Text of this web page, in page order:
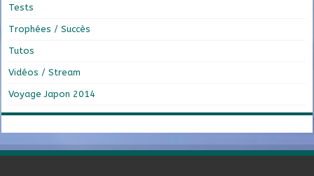
Tests
Trophées / Succès
Tutos
Vidéos / Stream
Voyage Japon 2014